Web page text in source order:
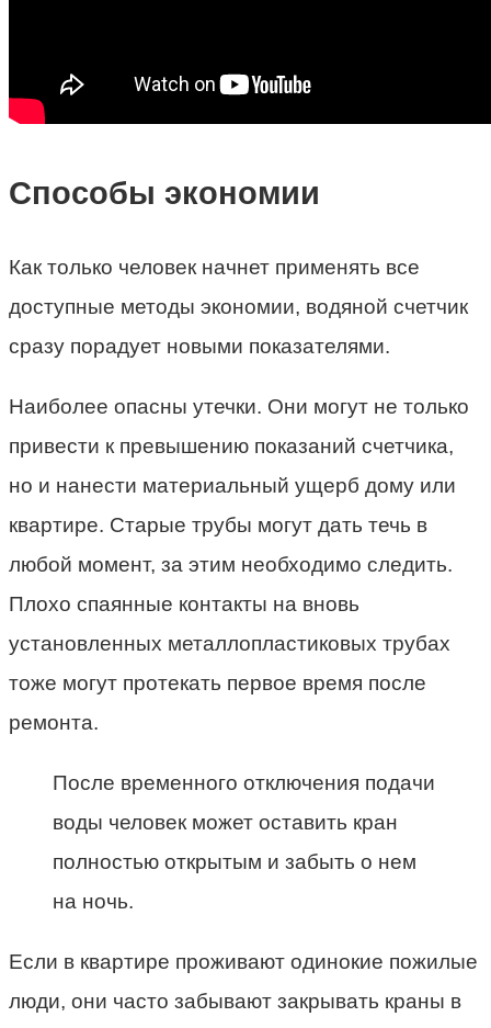
Способы экономии
Как только человек начнет применять все
доступные методы экономии, водяной счетчик
сразу порадует новыми показателями.
Наиболее опасны утечки. Они могут не только
привести к превышению показаний счетчика,
но и нанести материальный ущерб дому или
квартире. Старые трубы могут дать течь в
любой момент, за этим необходимо следить.
Плохо спаянные контакты на вновь
установленных металлопластиковых трубах
тоже могут протекать первое время после
ремонта.
После временного отключения подачи
воды человек может оставить кран
полностью открытым и забыть о нем
на ночь.
Если в квартире проживают одинокие пожилые
люди, они часто забывают закрывать краны в